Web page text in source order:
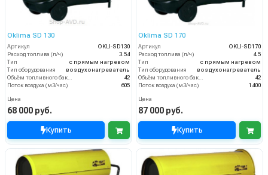
Oklima SD 130
Артикул
OKLI-SD130
Расход топлива (л/ч)
3.54
Тип
с прямым нагревом
Тип оборудования
воздухонагреватель
Объём топливного бака (л)
42
Поток воздуха (м3/час)
605
Цена
68 000 руб.
Купить
Oklima SD 170
Артикул
OKLI-SD170
Расход топлива (л/ч)
4.5
Тип
с прямым нагревом
Тип оборудования
воздухонагреватель
Объём топливного бака (л)
42
Поток воздуха (м3/час)
1400
Цена
87 000 руб.
Купить